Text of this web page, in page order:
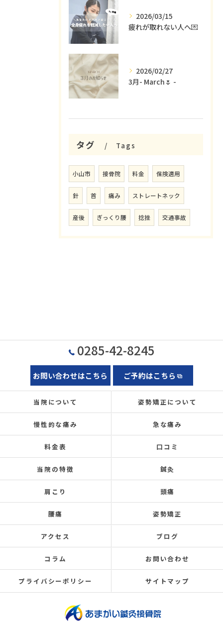
2026/03/15
疲れが取れない人へ💌
2026/02/27
3月- March🌷 -
タグ Tags
小山市 接骨院 料金 保険適用
針 首 痛み ストレートネック
産後 ぎっくり腰 捻挫 交通事故
0285-42-8245
お問い合わせはこちら ご予約はこちら
当院について 姿勢矯正について
慢性的な痛み 急な痛み
料金表 口コミ
当院の特徴 鍼灸
肩こり 頭痛
腰痛 姿勢矯正
アクセス ブログ
コラム お問い合わせ
プライバシーポリシー サイトマップ